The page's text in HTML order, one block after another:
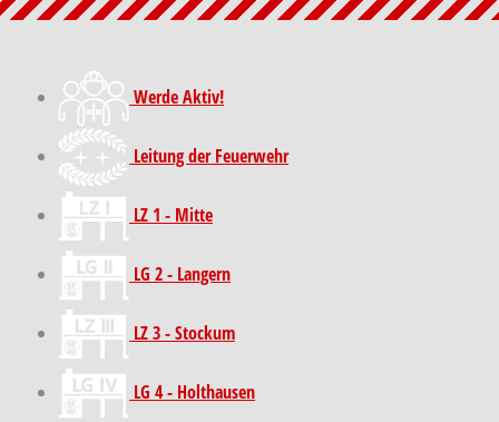
Werde Aktiv!
Leitung der Feuerwehr
LZ 1 - Mitte
LG 2 - Langern
LZ 3 - Stockum
LG 4 - Holthausen